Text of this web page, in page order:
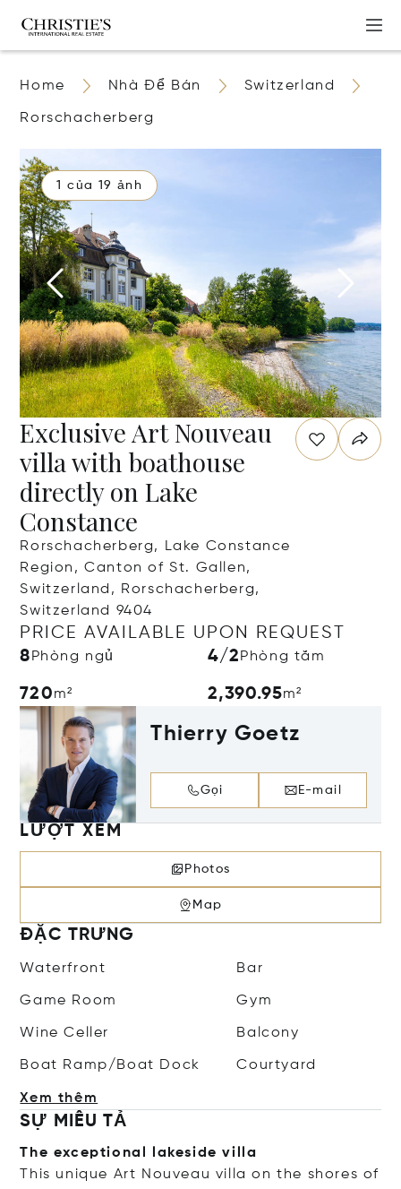
Home Nhà Để Bán Switzerland
Rorschacherberg
1 của 19 ảnh
Exclusive Art Nouveau
villa with boathouse
directly on Lake
Constance
Rorschacherberg, Lake Constance
Region, Canton of St. Gallen,
Switzerland, Rorschacherberg,
Switzerland 9404
PRICE AVAILABLE UPON REQUEST
8 Phòng ngủ 4/2 Phòng tắm
720m² 2,390.95m²
Thierry Goetz
Gọi E-mail
LƯỢT XEM
Photos
Map
ĐẶC TRƯNG
Waterfront Bar
Game Room Gym
Wine Celler Balcony
Boat Ramp/Boat Dock Courtyard
Xem thêm
SỰ MIÊU TẢ
The exceptional lakeside villa
This unique Art Nouveau villa on the shores of